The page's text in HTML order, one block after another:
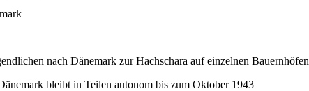
nach Dänemark zur Hachschara auf einzelnen Bauernhöfen
bleibt in Teilen autonom bis zum Oktober 1943